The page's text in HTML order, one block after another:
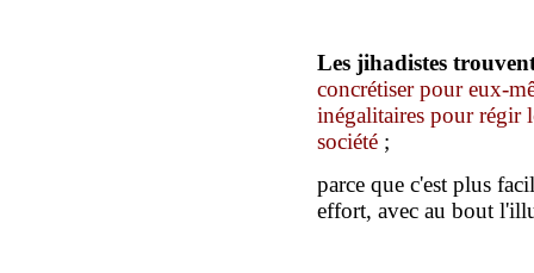
Les jihadistes
concrétiser pour eux-
inégalitaires pour régir
société ;
parce que c'est plus
effort, avec au bout